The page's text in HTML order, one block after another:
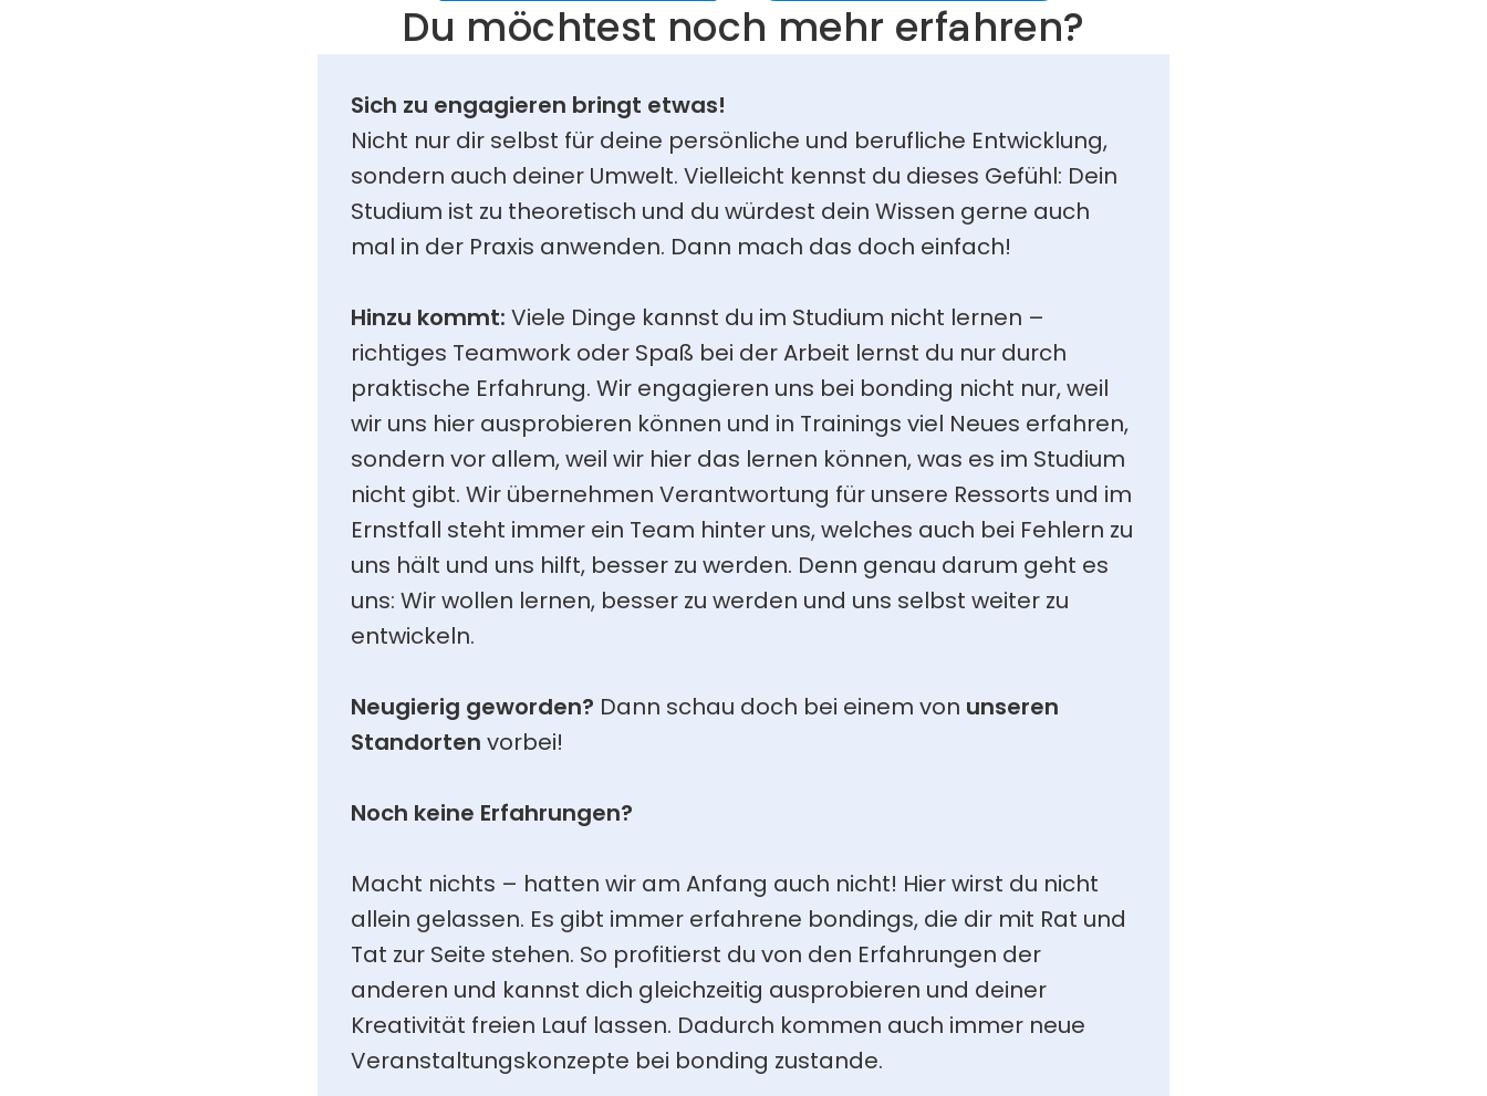
Du möchtest noch mehr erfahren?
Sich zu engagieren bringt etwas!
Nicht nur dir selbst für deine persönliche und berufliche Entwicklung,
sondern auch deiner Umwelt. Vielleicht kennst du dieses Gefühl: Dein
Studium ist zu theoretisch und du würdest dein Wissen gerne auch
mal in der Praxis anwenden. Dann mach das doch einfach!
Hinzu kommt: Viele Dinge kannst du im Studium nicht lernen –
richtiges Teamwork oder Spaß bei der Arbeit lernst du nur durch
praktische Erfahrung. Wir engagieren uns bei bonding nicht nur, weil
wir uns hier ausprobieren können und in Trainings viel Neues erfahren,
sondern vor allem, weil wir hier das lernen können, was es im Studium
nicht gibt. Wir übernehmen Verantwortung für unsere Ressorts und im
Ernstfall steht immer ein Team hinter uns, welches auch bei Fehlern zu
uns hält und uns hilft, besser zu werden. Denn genau darum geht es
uns: Wir wollen lernen, besser zu werden und uns selbst weiter zu
entwickeln.
Neugierig geworden? Dann schau doch bei einem von unseren
Standorten vorbei!
Noch keine Erfahrungen?
Macht nichts – hatten wir am Anfang auch nicht! Hier wirst du nicht
allein gelassen. Es gibt immer erfahrene bondings, die dir mit Rat und
Tat zur Seite stehen. So profitierst du von den Erfahrungen der
anderen und kannst dich gleichzeitig ausprobieren und deiner
Kreativität freien Lauf lassen. Dadurch kommen auch immer neue
Veranstaltungskonzepte bei bonding zustande.